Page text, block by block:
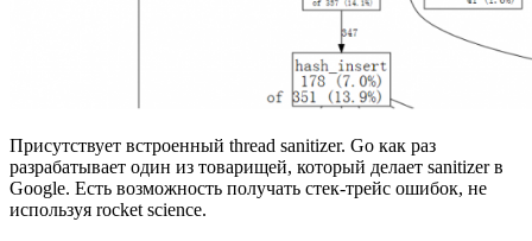
Присутствует встроенный thread sanitizer. Go как раз
разрабатывает один из товарищей, который делает sanitizer в
Google. Есть возможность получать стек-трейс ошибок, не
используя rocket science.